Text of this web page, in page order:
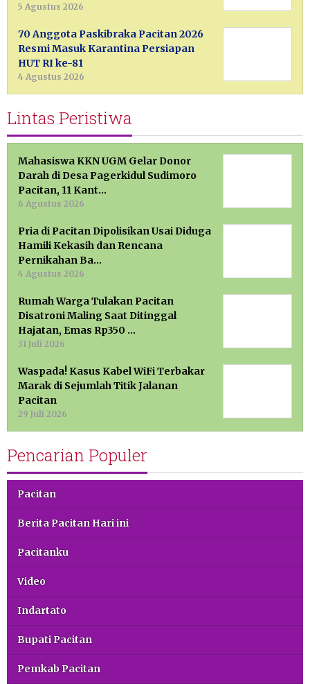
5 Agustus 2026
70 Anggota Paskibraka Pacitan 2026
Resmi Masuk Karantina Persiapan
HUT RI ke-81
4 Agustus 2026
Lintas Peristiwa
Mahasiswa KKN UGM Gelar Donor
Darah di Desa Pagerkidul Sudimoro
Pacitan, 11 Kant…
6 Agustus 2026
Pria di Pacitan Dipolisikan Usai Diduga
Hamili Kekasih dan Rencana
Pernikahan Ba…
4 Agustus 2026
Rumah Warga Tulakan Pacitan
Disatroni Maling Saat Ditinggal
Hajatan, Emas Rp350 …
31 Juli 2026
Waspada! Kasus Kabel WiFi Terbakar
Marak di Sejumlah Titik Jalanan
Pacitan
29 Juli 2026
Pencarian Populer
Pacitan
Berita Pacitan Hari ini
Pacitanku
Video
Indartato
Bupati Pacitan
Pemkab Pacitan